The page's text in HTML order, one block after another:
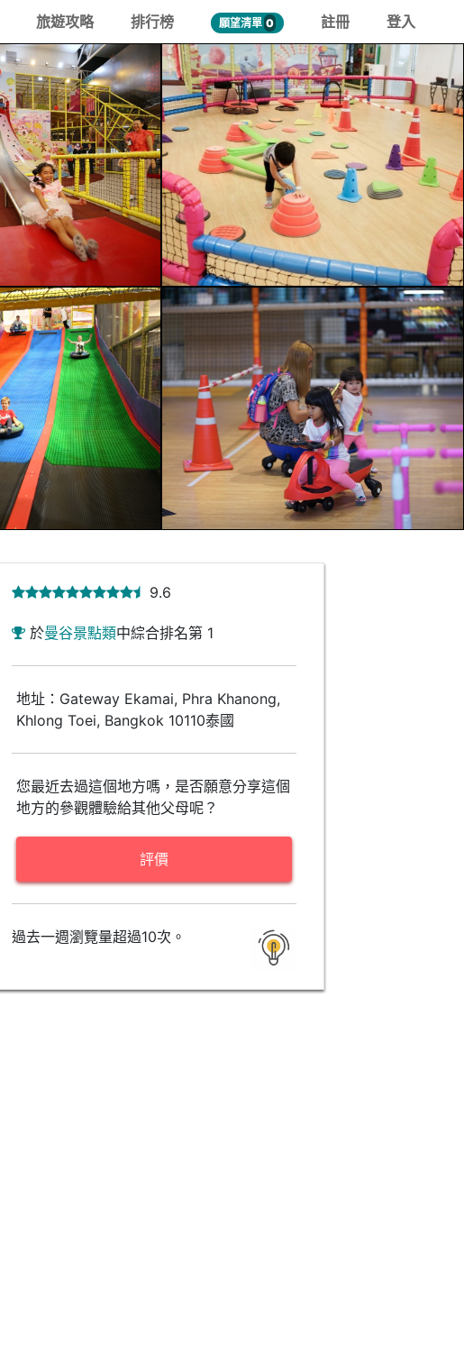
旅遊攻略 排行榜 願望清單 0 註冊 登入
9.6
於曼谷景點類中綜合排名第 1
地址：Gateway Ekamai, Phra Khanong,
Khlong Toei, Bangkok 10110泰國
您最近去過這個地方嗎，是否願意分享這個
地方的參觀體驗給其他父母呢？
評價
過去一週瀏覽量超過10次。